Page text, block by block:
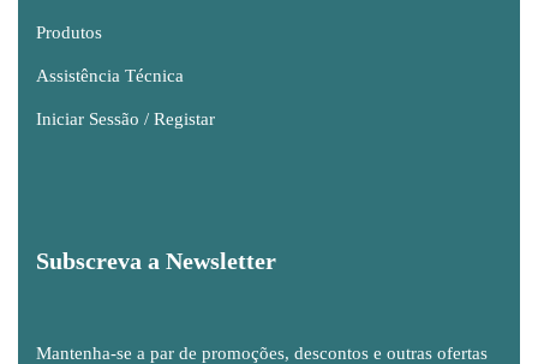
Produtos
Assistência Técnica
Iniciar Sessão / Registar
Subscreva a Newsletter
Mantenha-se a par de promoções, descontos e outras ofertas